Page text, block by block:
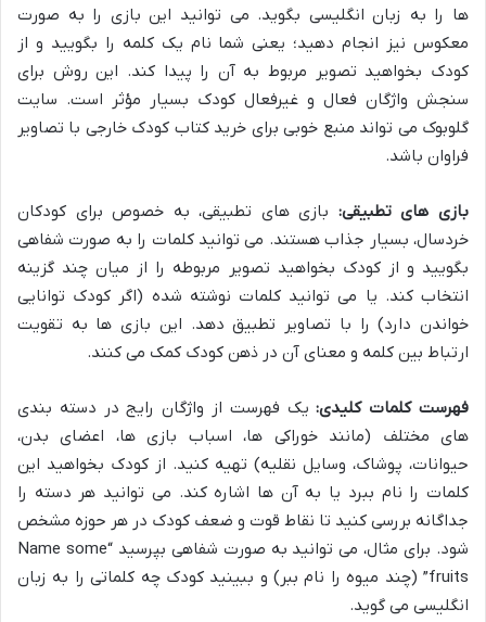
ها را به زبان انگلیسی بگوید. می توانید این بازی را به صورت
معکوس نیز انجام دهید؛ یعنی شما نام یک کلمه را بگویید و از
کودک بخواهید تصویر مربوط به آن را پیدا کند. این روش برای
سنجش واژگان فعال و غیرفعال کودک بسیار مؤثر است. سایت
گلوبوک می تواند منبع خوبی برای خرید کتاب کودک خارجی با تصاویر
فراوان باشد.
بازی های تطبیقی: بازی های تطبیقی، به خصوص برای کودکان
خردسال، بسیار جذاب هستند. می توانید کلمات را به صورت شفاهی
بگویید و از کودک بخواهید تصویر مربوطه را از میان چند گزینه
انتخاب کند. یا می توانید کلمات نوشته شده (اگر کودک توانایی
خواندن دارد) را با تصاویر تطبیق دهد. این بازی ها به تقویت
ارتباط بین کلمه و معنای آن در ذهن کودک کمک می کنند.
فهرست کلمات کلیدی:یک فهرست از واژگان رایج در دسته بندی
های مختلف (مانند خوراکی ها، اسباب بازی ها، اعضای بدن،
حیوانات، پوشاک، وسایل نقلیه) تهیه کنید. از کودک بخواهید این
کلمات را نام ببرد یا به آن ها اشاره کند. می توانید هر دسته را
جداگانه بررسی کنید تا نقاط قوت و ضعف کودک در هر حوزه مشخص
شود. برای مثال، می توانید به صورت شفاهی بپرسید “Name some
fruits” (چند میوه را نام ببر) و ببینید کودک چه کلماتی را به زبان
انگلیسی می گوید.